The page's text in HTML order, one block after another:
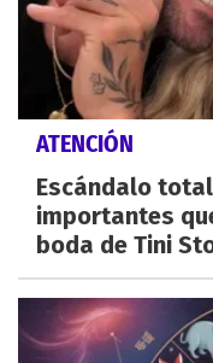
ATENCIÓN
Escándalo
importantes
boda de Tini